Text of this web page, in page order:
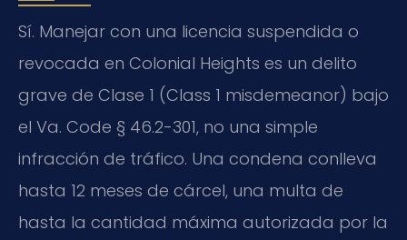
Sí. Manejar con una licencia suspendida o
revocada en Colonial Heights es un delito
grave de Clase 1 (Class 1 misdemeanor) bajo
el Va. Code § 46.2-301, no una simple
infracción de tráfico. Una condena conlleva
hasta 12 meses de cárcel, una multa de
hasta la cantidad máxima autorizada por la